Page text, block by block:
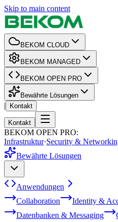
Skip to main content
BEKOM CLOUD
BEKOM MANAGED
BEKOM OPEN PRO
Bewährte Lösungen
| Kontakt
Kontakt
BEKOM OPEN PRO:
Infrastruktur·Security &
Bewährte Lösungen
Anwendungen
Collaboration
Identity &
Datenbanken & Messaging